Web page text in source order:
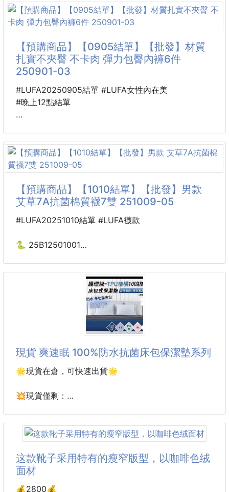
【商品說明】-
🚰✨ 全新升級！超實用萬用水龍頭濾水神器來啦！
✨🚰
洗手洗菜再也不噴你一身水！
🆕 全新材質，安全耐用，讓日常用水更安心！
💦 90孔大面板，出水細密均勻，不但節水還超柔和！
🔒 卡扣式調節設計，安裝簡單，輕鬆搞定不求人！
🌡️ 冷熱水皆可用，四季適用超方便～
🌍 礦物過濾功能，幫你把水中的雜質濾掉，讓用水更
【預購商品】【0905結單】【批發】材質
扎實不夾臀 不卡肉 彈力包臀內褲6件
250901-03
#LUFA20250905結單 #LUFA女性內在美
#晚上12點結單
彈力包臀內褲6件 250901-03
📌顏色：隨機出貨
📌尺寸：小碼，大碼
----------------------------------------------
🚧需等待時間🚧
❌不接急單❌
👉貨到通知👈
🚨下單後，不接受任何原因取消訂單
----------------------------------------------
👉圖文+影片僅供參考使用方式
【預購商品】【1010結單】【批發】男款
艾草7A抗菌棉質襪7雙 251009-05
#LUFA20251010結單 #LUFA襪款
🐍 25B12501001
又到了悶熱的夏日季節🥵
為了給雙腳舒適的乾爽感 好穿襪子不能少‼️
甄選棉料材質 穿出自然當中的舒適體驗❤️
吸濕排汗的效果很好 透氣乾爽又不怕悶熱感哦👍
🌟添加艾草香薰設計 ✅抑菌 ✅抗菌 ✅防臭
讓雙腳自由的呼吸 外出時需要脫鞋也不怕尷尬啦💪
🌟360度立體剪裁設計 貼合腳型零感接觸
襪跟貼合不脫落 無骨襪頭
現貨 爽速眠 100%防水抗菌床包保潔墊系列
🌟現貨在倉，可快速出貨🌟
💥現貨僅剩：
⚠️圖片有色差 以實際到貨為主
💗既有床包又有保潔墊的功效。
这款靴子采用特有的瘦窄版型，以咖啡色绒
面材
💰2800💰